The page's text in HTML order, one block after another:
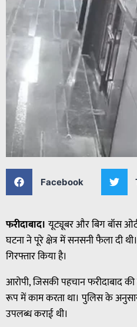
Facebook
फरीदाबाद।यूट्यूबर और बिग बॉस
घटना ने पूरे क्षेत्र में सनसनी फैला दी
गिरफ्तार किया है।
आरोपी, जिसकी पहचान फरीदाबाद
रूप में काम करता था। पुलिस के
उपलब्ध कराई थी।